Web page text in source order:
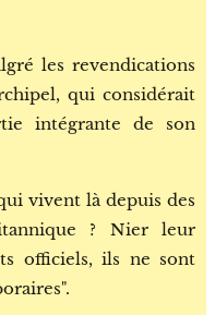
les revendications
qui considérait
intégrante de son
vivent là depuis des
? Nier leur
officiels, ils ne sont